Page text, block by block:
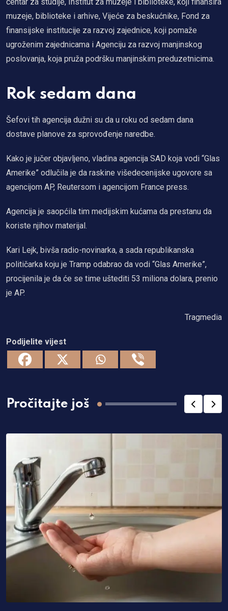
muzeje, biblioteke i arhive, Vijeće za beskućnike, Fond za
finansijske institucije za razvoj zajednice, koji pomaže
ugroženim zajednicama i Agenciju za razvoj manjinskog
poslovanja, koja pruža podršku manjinskim preduzetnicima.
Rok sedam dana
Šefovi tih agencija dužni su da u roku od sedam dana
dostave planove za sprovođenje naredbe.
Kako je jučer objavljeno, vladina agencija SAD koja vodi “Glas
Amerike” odlučila je da raskine višedecenijske ugovore sa
agencijom AP, Reutersom i agencijom France press.
Agencija je saopćila tim medijskim kućama da prestanu da
koriste njihov materijal.
Kari Lejk, bivša radio-novinarka, a sada republikanska
političarka koju je Tramp odabrao da vodi “Glas Amerike”,
procijenila je da će se time uštediti 53 miliona dolara, prenio
je AP.
Tragmedia
Podijelite vijest
Pročitajte još